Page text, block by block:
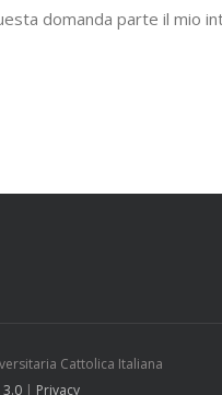
domanda parte il mio
Cattolica Italiana
3.0 | Privacy